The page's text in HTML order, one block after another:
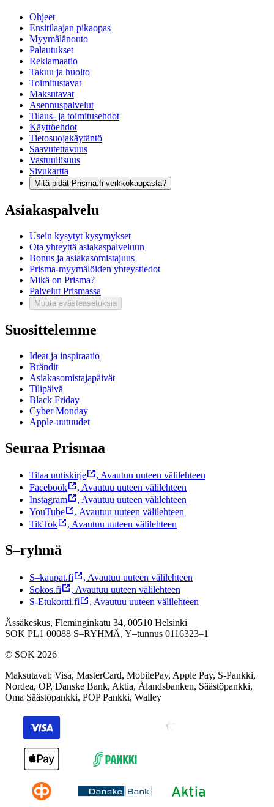
Ohjeet
Ensitilaajan pikaopas
Myymälänouto
Palautukset
Reklamaatio
Takuu ja huolto
Toimitustavat
Maksutavat
Asennuspalvelut
Tilaus- ja toimitusehdot
Käyttöehdot
Tietosuojakäytäntö
Saavutettavuus
Vastuullisuus
Sivukartta
Mitä pidät Prisma.fi-verkkokaupasta?
Asiakaspalvelu
Usein kysytyt kysymykset
Ota yhteyttä asiakaspalveluun
Bonus ja asiakasomistajuus
Prisma-myymälöiden yhteystiedot
Mikä on Prisma?
Palvelut Prismassa
Muuta evästeasetuksia
Suosittelemme
Ideat ja inspiraatio
Brändit
Asiakasomistajapäivät
Tilipäivä
Black Friday
Cyber Monday
Apple-uutuudet
Seuraa Prismaa
Tilaa uutiskirje , Avautuu uuteen välilehteen
Facebook
, Avautuu uuteen välilehteen
Instagram
, Avautuu uuteen välilehteen
YouTube
, Avautuu uuteen välilehteen
TikTok
, Avautuu uuteen välilehteen
S–ryhmä
S–kaupat.fi , Avautuu uuteen välilehteen
Sokos.fi
, Avautuu uuteen välilehteen
S-Etukortti.fi
, Avautuu uuteen välilehteen
Ässäkeskus, Fleminginkatu 34, 00510 Helsinki
SOK PL1 00088 S–RYHMÄ, Y–tunnus 0116323–1
© SOK 2026
Maksutavat: Visa, MasterCard, MobilePay, Apple Pay, S-Pankki,
Nordea, OP, Danske Bank, Aktia, Ålandsbanken, Säästöpankki,
Oma Säästöpankki, POP Pankki, Walley